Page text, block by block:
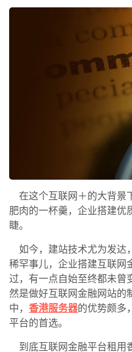
在这个互联网＋的大背景
肥肉的一杯羹，企业搭建优
睫。
如今，建站技术尤为发达
稀罕事儿，企业搭建互联网
过，有一点自始至终都未
然是做好互联网金融网站的
中， 香港服务器的优势颇多
平台的首选。
到底互联网金融平台租用